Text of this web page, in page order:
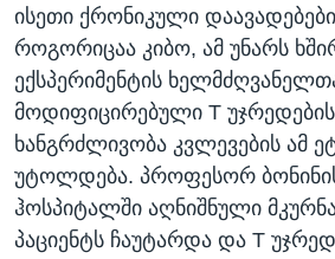
ისეთი ქრონიკული
როგორიცაა კიბო, ამ უნარს
ექსპერიმენტის
მოდიფიცირებული T
ხანგრძლივობა კვლევების ამ
უტოლდება. პროფესორ
ჰოსპიტალში აღნიშნული
პაციენტს ჩაუტარდა და T